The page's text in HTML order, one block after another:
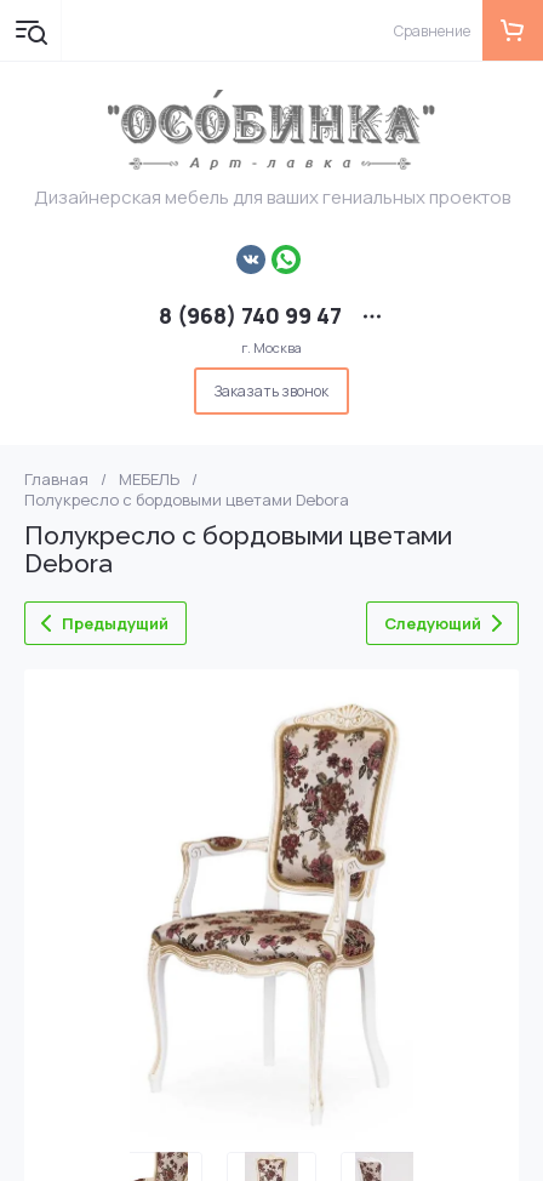
Дизайнерская мебель для ваших гениальных проектов
8 (968) 740 99 47
г. Москва
Заказать звонок
Сравнение
Главная / МЕБЕЛЬ
/
Полукресло с бордовыми цветами Debora
Полукресло с бордовыми цветами
Debora
Предыдущий Следующий